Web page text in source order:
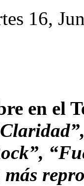
16,
en el